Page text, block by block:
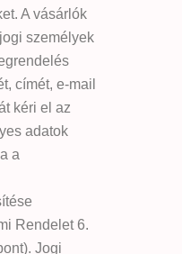
A vásárlók
személyek
címét, e-mail
kéri el az
adatok
a
Rendelet 6.
Jogi